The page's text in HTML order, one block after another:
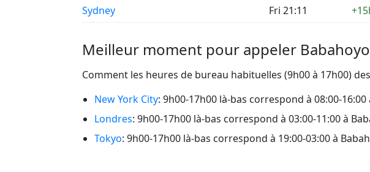
Sydney
Fri 21:11
Meilleur moment pour appeler Babahoyo
Comment les heures de bureau habituelles (9h00 à 17h00)
New York City: 9h00-17h00 là-bas correspond à 08:00-16:00
Londres: 9h00-17h00 là-bas correspond à 03:00-11:00 à
Tokyo: 9h00-17h00 là-bas correspond à 19:00-03:00 à